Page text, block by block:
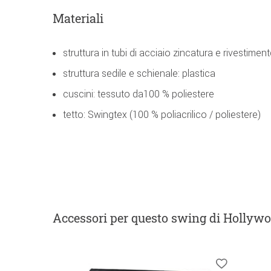
Materiali
struttura in tubi di acciaio zincatura e
struttura sedile e schienale: plastica
cuscini: tessuto da100 % poliestere
tetto: Swingtex (100 % poliacrilico / poliestere)
Accessoriper questo swing di